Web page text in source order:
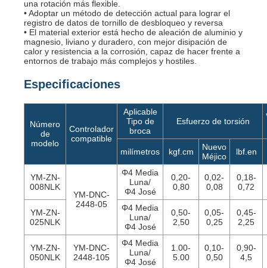
una rotación más flexible.
• Adoptar un método de detección actual para lograr el
registro de datos de tornillo de desbloqueo y reversa
• El material exterior está hecho de aleación de aluminio y
magnesio, liviano y duradero, con mejor disipación de
calor y resistencia a la corrosión, capaz de hacer frente a
entornos de trabajo más complejos y hostiles.
Especificaciones
Número
de
modelo
Controlador
compatible
Aplicable
Tipo de
broca
Esfuerzo de torsión
milímetros kgf.cm
Nuevo
Méjico
lbf.en
YM-ZN-
008NLK
YM-DNC-
2448-05
Φ4 Media
Luna/
Φ4 José
0,20-
0,80
0,02-
0,08
0,18-
0,72
YM-ZN-
025NLK
Φ4 Media
Luna/
Φ4 José
0,50-
2,50
0,05-
0,25
0,45-
2,25
YM-ZN-
050NLK
YM-DNC-
2448-105
Φ4 Media
Luna/
Φ4 José
1.00-
5.00
0,10-
0,50
0,90-
4,5